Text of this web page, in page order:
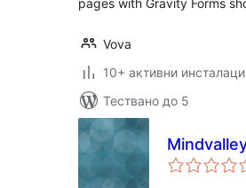
pages with Gravity Forms
Vova
10+ активни
Тествано до 5